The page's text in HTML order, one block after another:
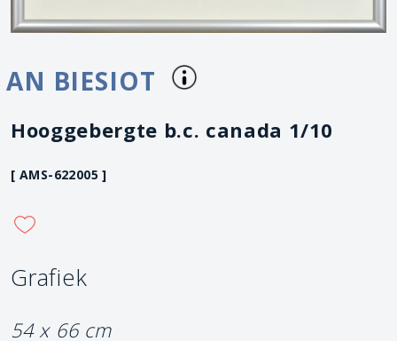
AN BIESIOT
Hooggebergte b.c. canada 1/10
[ AMS-622005 ]
Grafiek
54 x 66 cm